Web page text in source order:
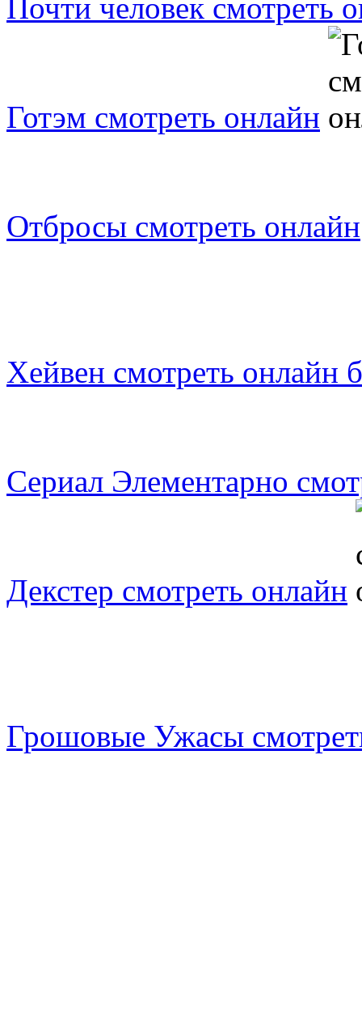
Почти человек смотреть
Готэм смотреть онлайн
Отбросы смотреть онлайн
Хейвен смотреть онлайн
Сериал Элементарно
Декстер смотреть онлайн
Грошовые Ужасы